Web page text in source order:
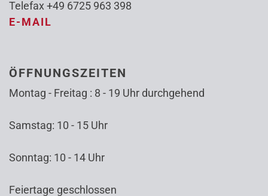
Telefax +49 6725 963 398
E-MAIL
ÖFFNUNGSZEITEN
Montag - Freitag : 8 - 19 Uhr durchgehend
Samstag: 10 - 15 Uhr
Sonntag: 10 - 14 Uhr
Feiertage geschlossen